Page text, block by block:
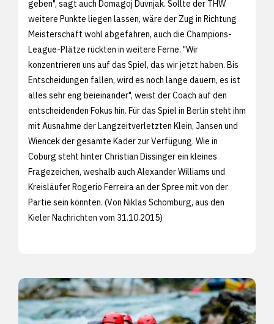
geben", sagt auch Domagoj Duvnjak. Sollte der THW
weitere Punkte liegen lassen, wäre der Zug in Richtung
Meisterschaft wohl abgefahren, auch die Champions-
League-Plätze rückten in weitere Ferne. "Wir
konzentrieren uns auf das Spiel, das wir jetzt haben. Bis
Entscheidungen fallen, wird es noch lange dauern, es ist
alles sehr eng beieinander", weist der Coach auf den
entscheidenden Fokus hin. Für das Spiel in Berlin steht ihm
mit Ausnahme der Langzeitverletzten Klein, Jansen und
Wiencek der gesamte Kader zur Verfügung. Wie in
Coburg steht hinter Christian Dissinger ein kleines
Fragezeichen, weshalb auch Alexander Williams und
Kreisläufer Rogerio Ferreira an der Spree mit von der
Partie sein könnten. (Von Niklas Schomburg, aus den
Kieler Nachrichten vom 31.10.2015)